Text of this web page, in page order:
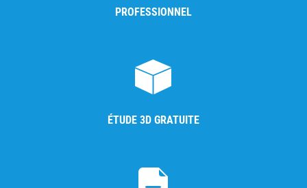
PROFESSIONNEL
ÉTUDE 3D GRATUITE